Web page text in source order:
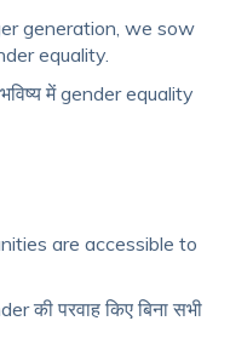
generation, we sow
equality.
में gender equality
are accessible to
की परवाह किए बिना सभी